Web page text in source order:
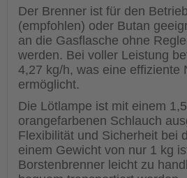
Der Brenner ist für den
(empfohlen) oder Butan
an die Gasflasche ohne
werden. Bei voller Leistung
4,27 kg/h, was eine effiziente
ermöglicht.
Die Lötlampe ist mit einem
orangefarbenen Schlauch
Flexibilität und Sicherheit bei
einem Gewicht von nur 1 kg
Borstenbrenner leicht zu